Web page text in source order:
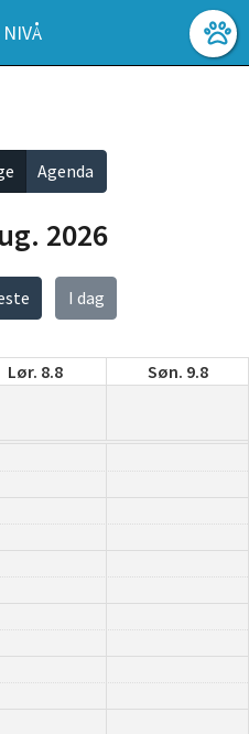
I dag
2026
Agenda
Lør. 8.8
Søn. 9.8